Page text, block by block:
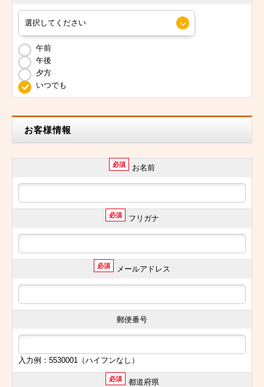
午前
午後
夕方
いつでも
お客様情報
必須 お名前
必須 フリガナ
必須 メールアドレス
郵便番号
入力例：5530001（ハイフンなし）
必須 都道府県